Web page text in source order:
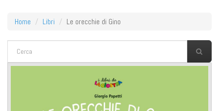
Home Libri Le orecchie di Gino
FORM DI RICERCA